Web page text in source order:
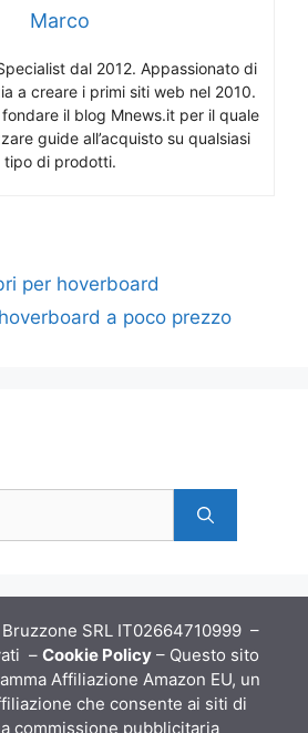
Marco
dal 2012. Appassionato di
a creare i primi siti web nel 2010.
il blog Mnews.it per il quale
guide all’acquisto su qualsiasi
tipo di prodotti.
per hoverboard
a poco prezzo
SRL IT02664710999 –
– Cookie Policy– Questo sito
Affiliazione Amazon EU, un
che consente ai siti di
commissione pubblicitaria